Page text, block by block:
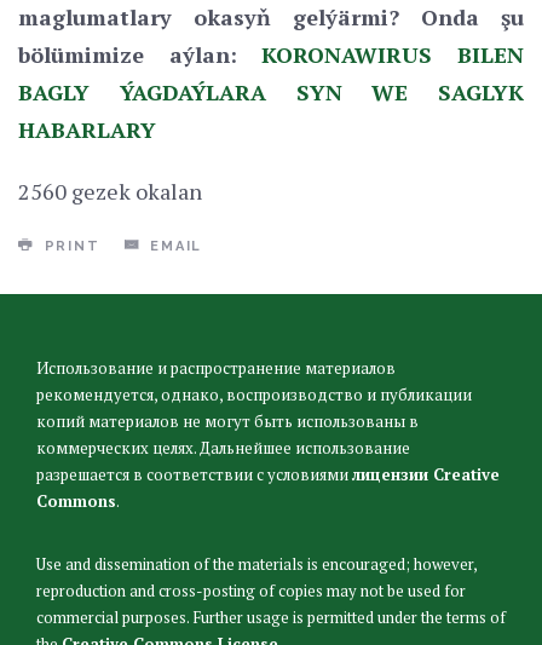
maglumatlary okasyň gelýärmi? Onda şu
bölümimize aýlan:
KORONAWIRUS BILEN
BAGLY ÝAGDAÝLARA SYN WE SAGLYK
HABARLARY
2560 gezek okalan
PRINT EMAIL
Использование и распространение материалов
рекомендуется, однако, воспроизводство и публикации
копий материалов не могут быть использованы в
коммерческих целях. Дальнейшее использование
разрешается в соответствии с условиямилицензии Creative
Commons.
Use and dissemination of the materials is encouraged; however,
reproduction and cross-posting of copies may not be used for
commercial purposes. Further usage is permitted under the terms of